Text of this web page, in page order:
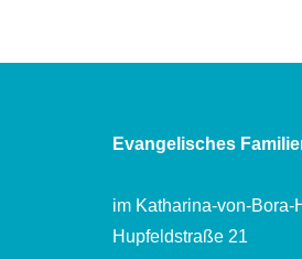
Evangelisches
im Katharina-von-Bora-
Hupfeldstraße 21